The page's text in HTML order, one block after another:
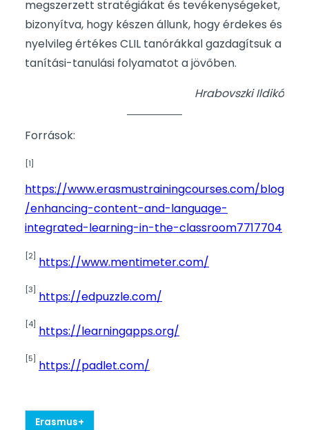
megszerzett stratégiákat és tevékenységeket,
bizonyítva, hogy készen állunk, hogy érdekes és
nyelvileg értékes CLIL tanórákkal gazdagítsuk a
tanítási-tanulási folyamatot a jövőben.
Hrabovszki Ildikó
Források:
[1]
https://www.erasmustrainingcourses.com/blog
/enhancing-content-and-language-
integrated-learning-in-the-classroom7717704
[2] https://www.mentimeter.com/
[3] https://edpuzzle.com/
[4] https://learningapps.org/
[5] https://padlet.com/
Erasmus+